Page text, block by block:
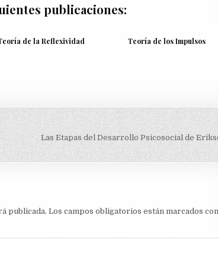
publicaciones:
de la Reflexividad Teoría de los Impulsos
Las Etapas del Desarrollo Psicosocial de
publicada. Los campos obligatorios están marcados con